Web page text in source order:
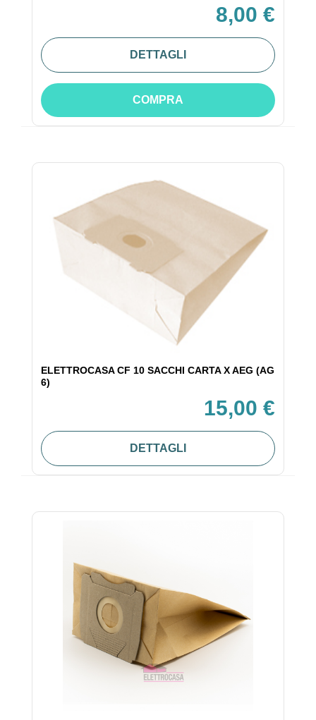
8,00 €
DETTAGLI
COMPRA
ELETTROCASA CF 10 SACCHI CARTA X AEG (AG
6)
15,00 €
DETTAGLI